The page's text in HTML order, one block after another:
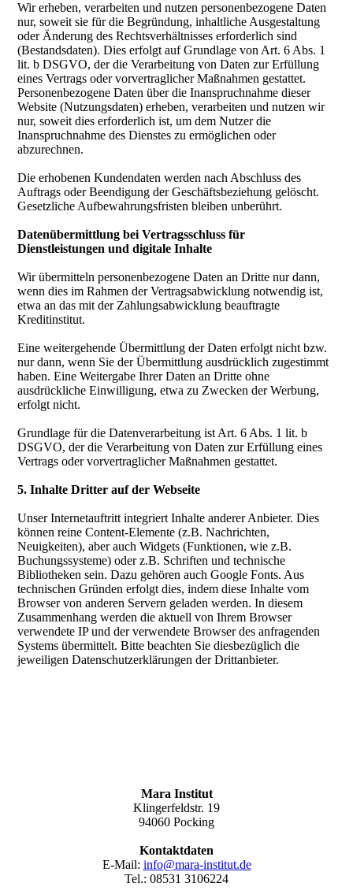
Wir erheben, verarbeiten und nutzen personenbezogene Daten
nur, soweit sie für die Begründung, inhaltliche Ausgestaltung
oder Änderung des Rechtsverhältnisses erforderlich sind
(Bestandsdaten). Dies erfolgt auf Grundlage von Art. 6 Abs. 1
lit. b DSGVO, der die Verarbeitung von Daten zur Erfüllung
eines Vertrags oder vorvertraglicher Maßnahmen gestattet.
Personenbezogene Daten über die Inanspruchnahme dieser
Website (Nutzungsdaten) erheben, verarbeiten und nutzen wir
nur, soweit dies erforderlich ist, um dem Nutzer die
Inanspruchnahme des Dienstes zu ermöglichen oder
abzurechnen.
Die erhobenen Kundendaten werden nach Abschluss des
Auftrags oder Beendigung der Geschäftsbeziehung gelöscht.
Gesetzliche Aufbewahrungsfristen bleiben unberührt.
Datenübermittlung bei Vertragsschluss für
Dienstleistungen und digitale Inhalte
Wir übermitteln personenbezogene Daten an Dritte nur dann,
wenn dies im Rahmen der Vertragsabwicklung notwendig ist,
etwa an das mit der Zahlungsabwicklung beauftragte
Kreditinstitut.
Eine weitergehende Übermittlung der Daten erfolgt nicht bzw.
nur dann, wenn Sie der Übermittlung ausdrücklich zugestimmt
haben. Eine Weitergabe Ihrer Daten an Dritte ohne
ausdrückliche Einwilligung, etwa zu Zwecken der Werbung,
erfolgt nicht.
Grundlage für die Datenverarbeitung ist Art. 6 Abs. 1 lit. b
DSGVO, der die Verarbeitung von Daten zur Erfüllung eines
Vertrags oder vorvertraglicher Maßnahmen gestattet.
5. Inhalte Dritter auf der Webseite
Unser Internetauftritt integriert Inhalte anderer Anbieter. Dies
können reine Content-Elemente (z.B. Nachrichten,
Neuigkeiten), aber auch Widgets (Funktionen, wie z.B.
Buchungssysteme) oder z.B. Schriften und technische
Bibliotheken sein. Dazu gehören auch Google Fonts. Aus
technischen Gründen erfolgt dies, indem diese Inhalte vom
Browser von anderen Servern geladen werden. In diesem
Zusammenhang werden die aktuell von Ihrem Browser
verwendete IP und der verwendete Browser des anfragenden
Systems übermittelt. Bitte beachten Sie diesbezüglich die
jeweiligen Datenschutzerklärungen der Drittanbieter.
Mara Institut
Klingerfeldstr. 19
94060 Pocking
Kontaktdaten
E-Mail: info@mara-institut.de
Tel.: 08531 3106224